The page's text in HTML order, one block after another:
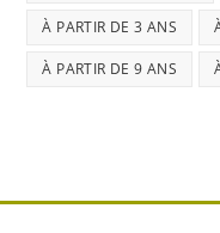
À PARTIR DE 3 ANS
À PARTIR DE 9 ANS